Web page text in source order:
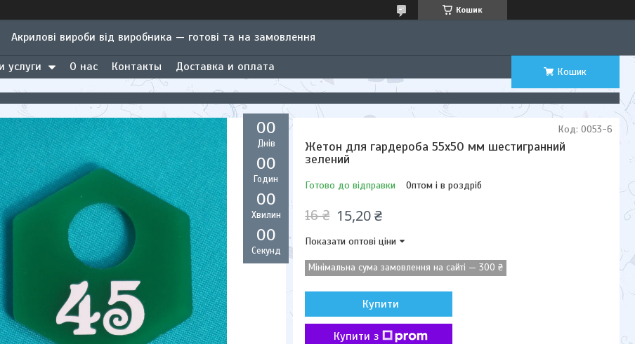
Кошик
Акрилові вироби від виробника — готові та на замовлення
услуги О нас Контакты Доставка и оплата Кошик
00
Днів
00
Годин
00
Хвилин
00
Секунд
Жетон для гардероба 55х50 мм шестигранний
зелений
Готово до відправки Оптом і в роздріб
Код: 0053-6
16 ₴ 15,20 ₴
Показати оптові ціни
Мінімальна сума замовлення на сайті — 300 ₴
Купити
Купити з